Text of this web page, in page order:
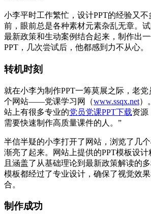
小李平时工作繁忙，设计PPT的经验又
前，眼前总是各种素材元素杂乱无章。试
最新政策和生动案例结合起来，制作出
PPT，几次尝试后，他都感到力不从心。
转机时刻
就在小李为制作PPT一筹莫展之际，老
个网站——党课学习网（www.ssqx.net）
站上有很多专业的党员党课PPT下载资源
需要快速制作高质量课件的人。”
半信半疑的小李打开了网站，浏览了几
渐亮了起来。网站上提供的PPT模板设
且涵盖了从基础理论到最新政策解读的
模板都经过了专业设计，确保了视觉效
合。
制作成功